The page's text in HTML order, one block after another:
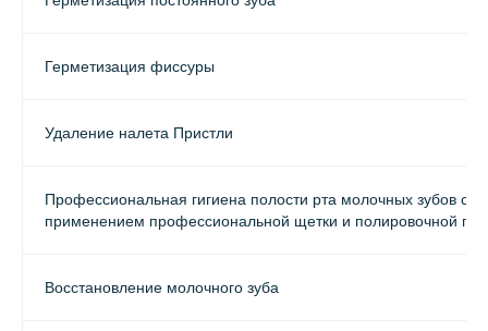
Герметизация фиссуры
Удаление налета Пристли
Профессиональная гигиена полости рта молочных зубов с
применением профессиональной щетки и полировочной
Восстановление молочного зуба